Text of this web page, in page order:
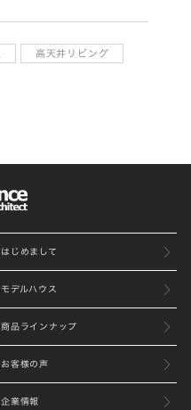
高天井リビング
はじめまして
モデルハウス
商品ラインナップ
お客様の声
企業情報